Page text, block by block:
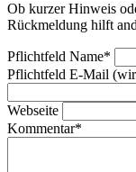
Ob kurzer Hinweis
Rückmeldung hilft
Pflichtfeld Name*
Pflichtfeld E-Mail
Webseite
Kommentar*